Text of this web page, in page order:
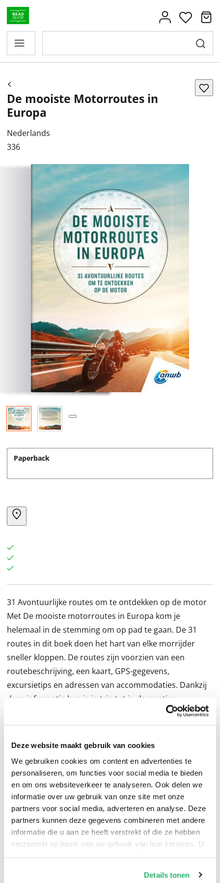
Deze website maakt gebruik van cookies
We gebruiken cookies om content en advertenties te
personaliseren, om functies voor social media te bieden
en om ons websiteverkeer te analyseren. Ook delen we
informatie over uw gebruik van onze site met onze
partners voor social media, adverteren en analyse. Deze
partners kunnen deze gegevens combineren met andere
informatie die u aan ze heeft verstrekt of die ze hebben
verzameld op basis van uw gebruik van hun services. U
kunt op ieder moment uw cookievoorkeuren aanpassen
Details tonen
De mooiste Motorroutes in
Europa
Nederlands
336
Paperback
31 Avontuurlijke routes om te ontdekken op de motor
Met De mooiste motorroutes in Europa kom je
helemaal in de stemming om op pad te gaan. De 31
routes in dit boek doen het hart van elke morrijder
sneller kloppen. De routes zijn voorzien van een
routebeschrijving, een kaart, GPS-gegevens,
excursietips en adressen van accommodaties. Dankzij
deze informatie kun je je trip tot in de puntjes
voorbereiden. Dus duik in de routes, pak je spullen in
en laat het avontuur beginnen. De motorroutes leiden
je door glooiende landschappen, over hoge
met schitterende uitzichten. Je komt door gezellige
dorpjes en mooie steden, en hier en daar rijd je off-
road. Een paar voorbeelden? De Route des Grandes
Alpes en de Großglockner-Hochalpenstraße door de
Alpen, langs de mooie Côte dAzur, de lieflijke kust van
Zuidwest-Engeland of de wilde westkust van Schotland,
slingeren door de Ardennen en het Sauerland,
Slovenië en Kroatië en eindeloos toeren door